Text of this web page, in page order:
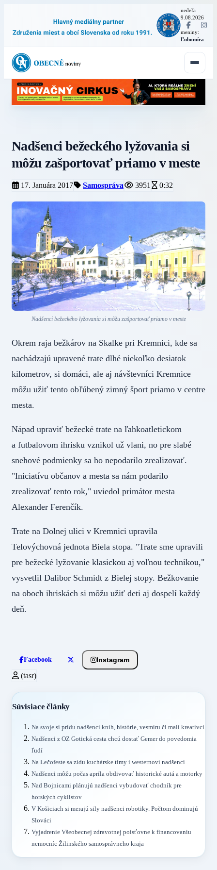
nedeľa
9.08.2026
·
meniny:
Ľubomíra
Nadšenci bežeckého lyžovania si
môžu zašportovať priamo v meste
17. Januára 2017 Samospráva 3951 0:32
Nadšenci bežeckého lyžovania si môžu zašportovať priamo v meste
Okrem raja bežkárov na Skalke pri Kremnici, kde sa
nachádzajú upravené trate dlhé niekoľko desiatok
kilometrov, si domáci, ale aj návštevníci Kremnice
môžu užiť tento obľúbený zimný šport priamo v centre
mesta.
Nápad upraviť bežecké trate na ľahkoatletickom
a futbalovom ihrisku vznikol už vlani, no pre slabé
snehové podmienky sa ho nepodarilo zrealizovať.
"Iniciatívu občanov a mesta sa nám podarilo
zrealizovať tento rok," uviedol primátor mesta
Alexander Ferenčík.
Trate na Dolnej ulici v Kremnici upravila
Telovýchovná jednota Biela stopa. "Trate sme upravili
pre bežecké lyžovanie klasickou aj voľnou technikou,"
vysvetlil Dalibor Schmidt z Bielej stopy. Bežkovanie
na oboch ihriskách si môžu užiť deti aj dospelí každý
deň.
Facebook Instagram
(tasr)
Súvisiace články
Na svoje si prídu nadšenci kníh, histórie, vesmíru či malí kreatívci
Nadšenci z OZ Gotická cesta chcú dostať Gemer do povedomia
ľudí
Na Lečofeste sa zídu kuchárske tímy i westernoví nadšenci
Nadšenci môžu počas apríla obdivovať historické autá a motorky
Nad Bojnicami plánujú nadšenci vybudovať chodník pre
horských cyklistov
V Košiciach si merajú sily nadšenci robotiky. Počtom dominujú
Slováci
Vyjadrenie Všeobecnej zdravotnej poisťovne k financovaniu
nemocníc Žilinského samosprávneho kraja